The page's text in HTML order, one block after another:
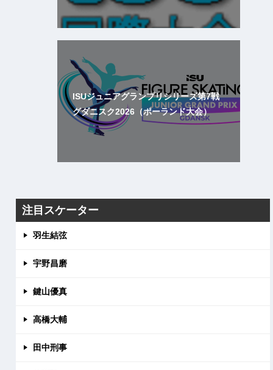
ISUジュニアグランプリシリーズ第7戦
グダニスク2026（ポーランド大会）
注目スケーター
羽生結弦
宇野昌磨
鍵山優真
高橋大輔
田中刑事